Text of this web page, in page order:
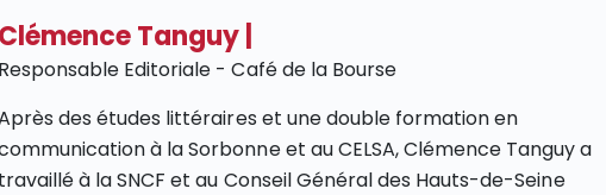
Clémence Tanguy
Responsable Editoriale - Café de la Bourse
des études littéraires et une double formation en
à la Sorbonne et au CELSA, Clémence Tanguy a
travaillé à la SNCF et au Conseil Général des Hauts-de-Seine